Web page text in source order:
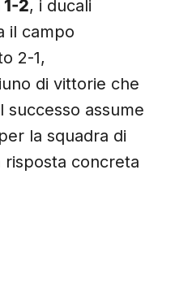
2, i ducali
il campo
2-1,
di vittorie che
successo assume
la squadra di
risposta concreta